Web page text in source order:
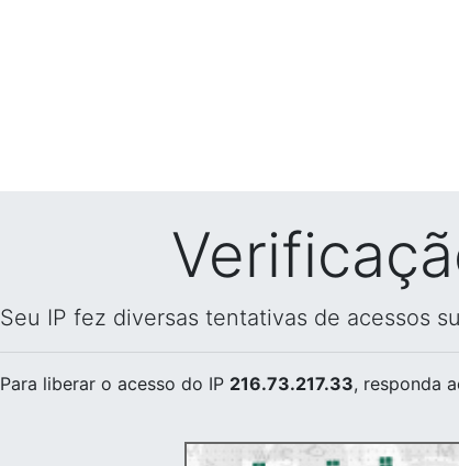
Seu IP fez diversas tentativas de acessos
Para liberar o acesso do IP 216.73.217.33, responda